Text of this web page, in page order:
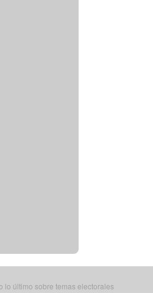
lo último sobre temas electorales